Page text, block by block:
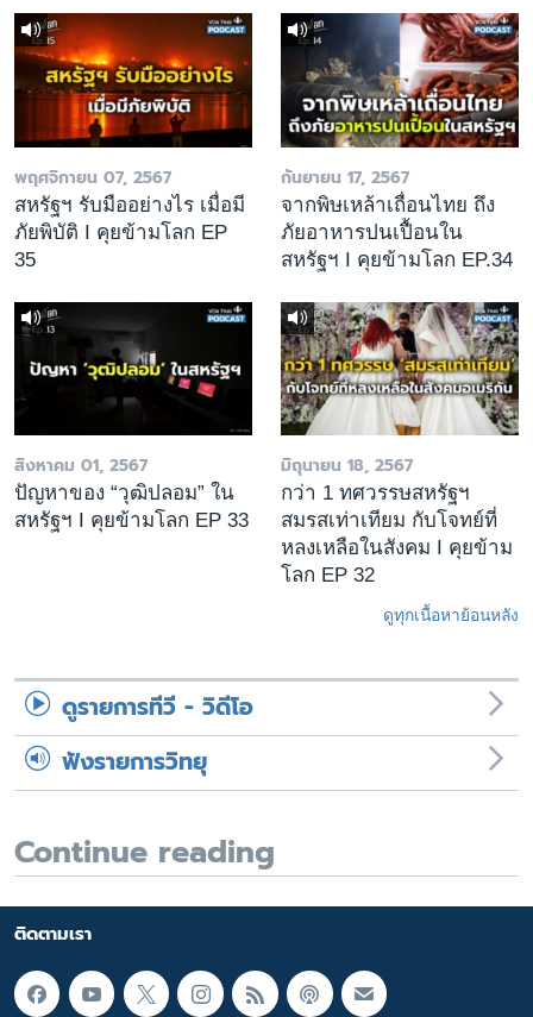
พฤศจิกายน 07, 2567
สหรัฐฯ รับมืออย่างไร เมื่อมี
ภัยพิบัติ I คุยข้ามโลก EP
35
กันยายน 17, 2567
จากพิษเหล้าเถื่อนไทย ถึง
ภัยอาหารปนเปื้อนใน
สหรัฐฯ I คุยข้ามโลก EP.34
สิงหาคม 01, 2567
ปัญหาของ “วุฒิปลอม” ใน
สหรัฐฯ I คุยข้ามโลก EP 33
มิถุนายน 18, 2567
กว่า 1 ทศวรรษสหรัฐฯ
สมรสเท่าเทียม กับโจทย์ที่
หลงเหลือในสังคม I คุยข้าม
โลก EP 32
ดูทุกเนื้อหาย้อนหลัง
ดูรายการทีวี - วิดีโอ
ฟังรายการวิทยุ
Continue reading
ติดตามเรา